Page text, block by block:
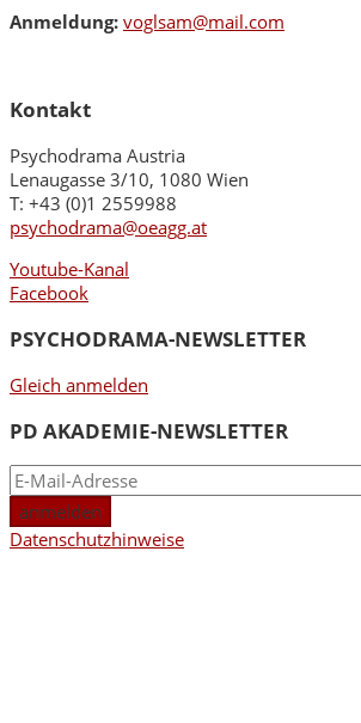
Anmeldung: voglsam@mail.com
Kontakt
Psychodrama Austria
Lenaugasse 3/10, 1080 Wien
T: +43 (0)1 2559988
psychodrama@oeagg.at
Youtube-Kanal
Facebook
PSYCHODRAMA-NEWSLETTER
Gleich anmelden
PD AKADEMIE-NEWSLETTER
Datenschutzhinweise